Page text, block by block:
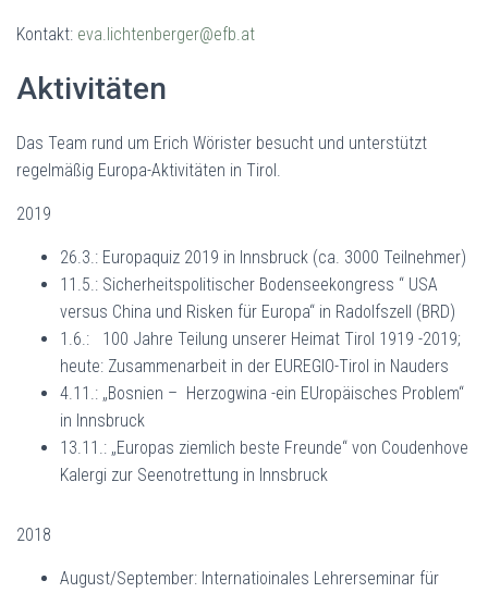
Kontakt: eva.lichtenberger@efb.at
Aktivitäten
Das Team rund um Erich Wörister besucht und unterstützt
regelmäßig Europa-Aktivitäten in Tirol.
2019
26.3.: Europaquiz 2019 in Innsbruck (ca. 3000 Teilnehmer)
11.5.: Sicherheitspolitischer Bodenseekongress “ USA
versus China und Risken für Europa“ in Radolfszell (BRD)
1.6.: 100 Jahre Teilung unserer Heimat Tirol 1919 -2019;
heute: Zusammenarbeit in der EUREGIO-Tirol in Nauders
4.11.: „Bosnien – Herzogwina -ein EUropäisches Problem“
in Innsbruck
13.11.: „Europas ziemlich beste Freunde“ von Coudenhove
Kalergi zur Seenotrettung in Innsbruck
2018
August/September: Internatioinales Lehrerseminar für